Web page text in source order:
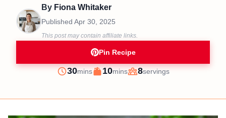
By Fiona Whitaker
Published Apr 30, 2025
This post may contain affiliate links.
Pin Recipe
Prep
30minutes
mins
Cook
10minutes
mins
Servings
8servings